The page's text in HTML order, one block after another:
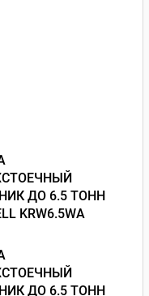
ДО 6.5 ТОНН
KRW6.5WA
ДО 6.5 ТОНН